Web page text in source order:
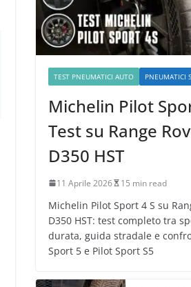
TEST PNEUMATICI AUTO PNEUMATICI
Michelin Pilot
Test su Range
D350 HST
11 Aprile 2026 15 min read
Michelin Pilot Sport 4 S su
D350 HST: test completo tra
durata, guida stradale e
Sport 5 e Pilot Sport S5